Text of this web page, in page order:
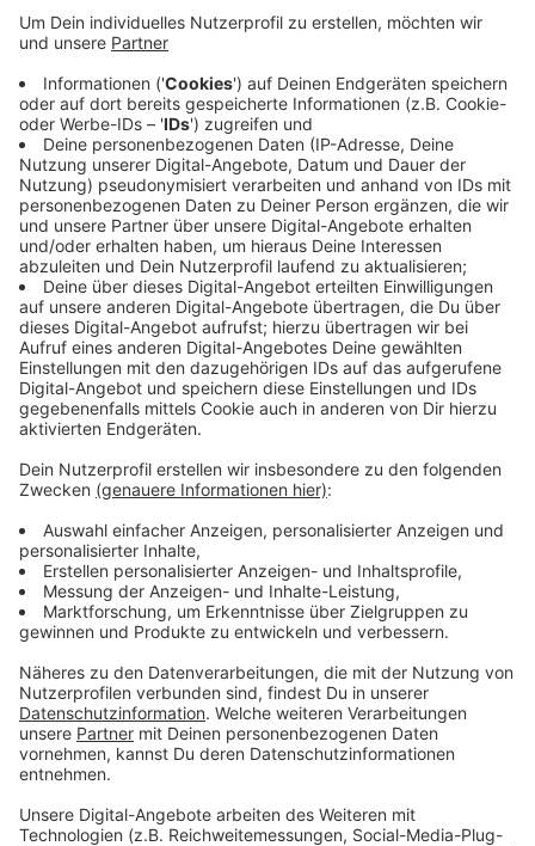
Telefonie in Aachen
Die Stadt Aachen hat fast 20 Jahre lang mit alten
Telefonverträgen telefoniert, ohne zu prüfen, ob sie
durch eine Neuausschreibung viel Geld hätte sparen
können. Das rügte erst das städtische
Rechnungsprüfungsamt und nun auch der
Steuerzahlerbund. Als Grund für die Treue zum
Altvertrag gab die Stadt - neben Personalmangel - die
Komplexität der Telefondienstleistung durch
"regelmäßige Auslandstelefonie ins Dreiländereck und
zum Beispiel auch durch Rufumleitungen für im
Ausland wohnende Mitarbeiter" an.
Deshalb läge der wirtschaftliche Vorteil jedenfalls
konkreten wirtschaftlichen Folgen ihres jahrelangen
Nichtstuns nicht beziffern könne, sei nachvollziehbar.
Aber der Versuch, den Steuerzahlern einzureden, dass
es vielleicht gar keinen Schaden gebe, sei ärgerlich, so
Anzeige
Goldener Spazierstock beim VRR
Anzeige